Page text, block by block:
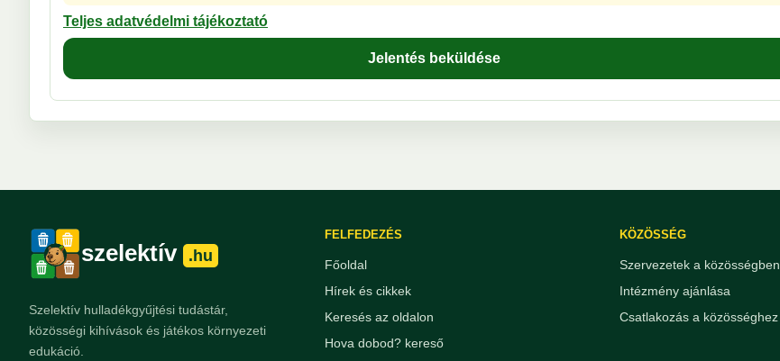
Teljes adatvédelmi tájékoztató
Jelentés beküldése
szelektív .hu
Szelektív hulladékgyűjtési tudástár,
közösségi kihívások és játékos környezeti
edukáció.
FELFEDEZÉS
Főoldal
Hírek és cikkek
Keresés az oldalon
Hova dobod? kereső
KÖZÖSSÉG
Szervezetek a közösségben
Intézmény ajánlása
Csatlakozás a közösséghez